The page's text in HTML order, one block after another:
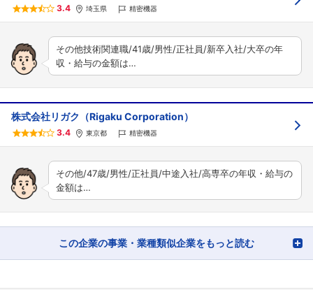
3.4 埼玉県 精密機器
その他技術関連職/41歳/男性/正社員/新卒入社/大卒の年
収・給与の金額は…
株式会社リガク（Rigaku Corporation）
3.4 東京都 精密機器
その他/47歳/男性/正社員/中途入社/高専卒の年収・給与の
金額は…
この企業の事業・業種類似企業をもっと読む